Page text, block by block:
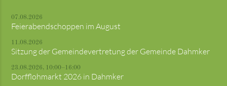
07.08.2026
Feierabendschoppen im August
11.08.2026
Sitzung der Gemeindevertretung der Gemeinde Dahmker
23.08.2026, 10:00–16:00
Dorfflohmarkt 2026 in Dahmker